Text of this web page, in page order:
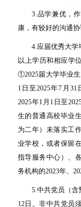
3.品学兼优，
康，有较好的沟通
4.应届优秀大学
以上学历和相应学
①2025届大学毕业
1 日至2025年7 月 31
2025年1 月 1 日至
生的普通高校毕业
为二年）未落实工
业学校，或者保留
指导服务中心）、
务机构的2023年、
5.中共党员（含
12 日。非中共党员